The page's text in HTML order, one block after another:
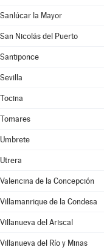
Sanlúcar la Mayor
San Nicolás del Puerto
Santiponce
Sevilla
Tocina
Tomares
Umbrete
Utrera
Valencina de la Concepción
Villamanrique de la Condesa
Villanueva del Ariscal
Villanueva del Río y Minas